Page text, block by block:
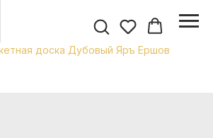
доска Дубовый Яръ Ершов